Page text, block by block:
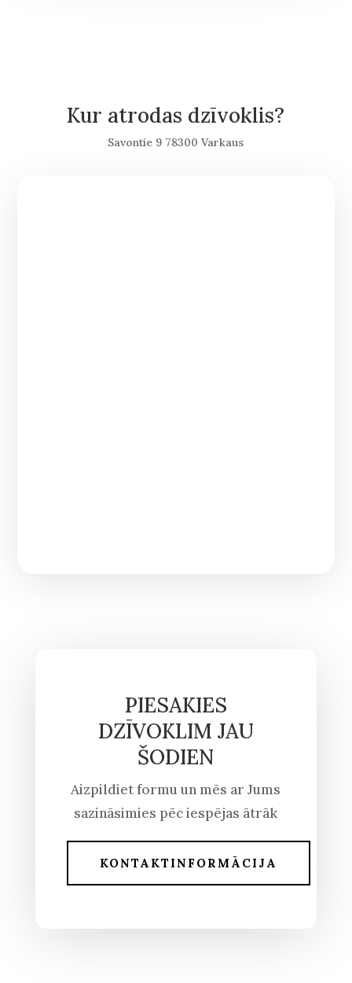
Kur atrodas dzīvoklis?
Savontie 9 78300 Varkaus
PIESAKIES
DZĪVOKLIM JAU
ŠODIEN
Aizpildiet formu un mēs ar Jums
sazināsimies pēc iespējas ātrāk
KONTAKTINFORMĀCIJA